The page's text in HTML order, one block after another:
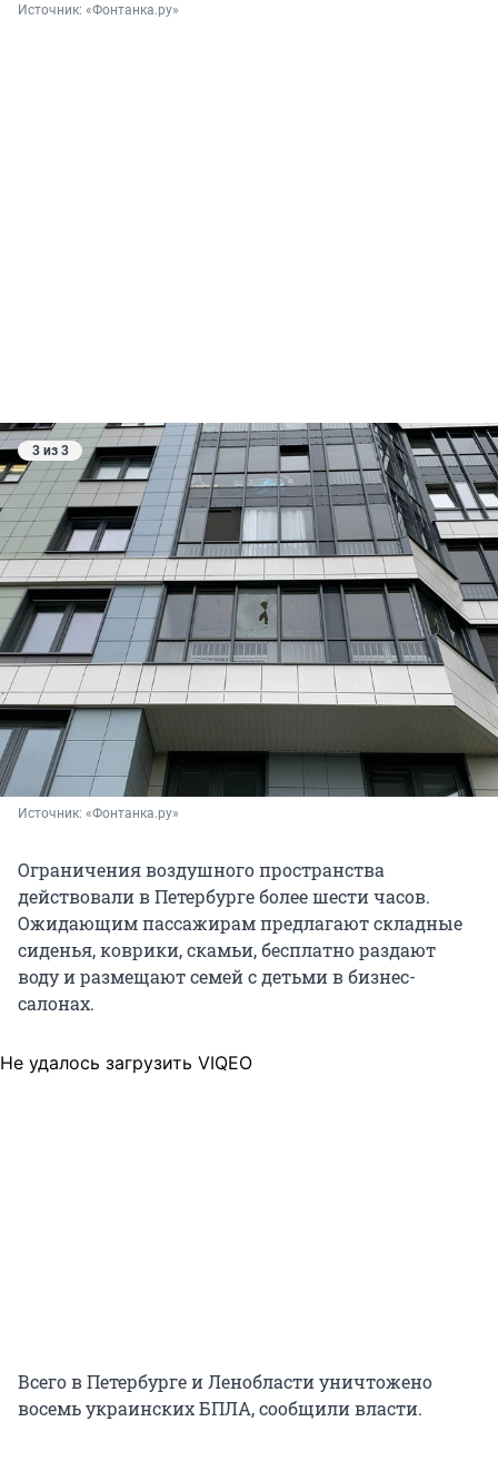
Источник: «Фонтанка.ру»
3 из 3
Источник: «Фонтанка.ру»
Ограничения воздушного пространства
действовали в Петербурге более шести часов.
Ожидающим пассажирам предлагают складные
сиденья, коврики, скамьи, бесплатно раздают
воду и размещают семей с детьми в бизнес-
салонах.
Не удалось загрузить VIQEO
Всего в Петербурге и Ленобласти уничтожено
восемь украинских БПЛА, сообщили власти.